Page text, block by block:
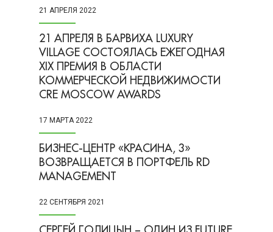
21 АПРЕЛЯ 2022
21 АПРЕЛЯ В БАРВИХА LUXURY
VILLAGE СОСТОЯЛАСЬ ЕЖЕГОДНАЯ
XIX ПРЕМИЯ В ОБЛАСТИ
КОММЕРЧЕСКОЙ НЕДВИЖИМОСТИ
CRE MOSCOW AWARDS
17 МАРТА 2022
БИЗНЕС-ЦЕНТР «КРАСИНА, 3»
ВОЗВРАЩАЕТСЯ В ПОРТФЕЛЬ RD
MANAGEMENT
22 СЕНТЯБРЯ 2021